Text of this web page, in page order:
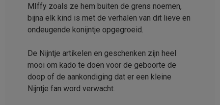
MIffy zoals ze hem buiten de grens noemen,
bijna elk kind is met de verhalen van dit lieve en
ondeugende konijntje opgegroeid.
De Nijntje artikelen en geschenken zijn heel
mooi om kado te doen voor de geboorte de
doop of de aankondiging dat er een kleine
Nijntje fan word verwacht.